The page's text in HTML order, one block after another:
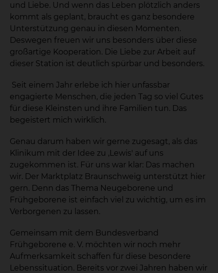
und Liebe. Und wenn das Leben plötzlich anders
kommt als geplant, braucht es ganz besondere
Unterstützung genau in diesen Momenten.
Deswegen freuen wir uns besonders über diese
großartige Kooperation. Die Liebe zur Arbeit auf
dieser Station ist deutlich spürbar und besonders.
Seit einem Jahr erlebe ich hier unfassbar
engagierte Menschen, die jeden Tag so viel Gutes
für diese Kleinsten und ihre Familien tun. Das
begeistert mich wirklich.
Genau darum haben wir gerne zugesagt, als das
Klinikum mit der Idee zu ‚Lewis' auf uns
zugekommen ist. Für uns war klar: Das machen
wir. Der Marktplatz Braunschweig unterstützt hier
gern. Denn das Thema Neugeborene und
Frühgeborene ist einfach viel zu wichtig, um es im
Verborgenen zu lassen.
Gemeinsam mit dem Bundesverband
Frühgeborene e. V. möchten wir noch mehr
Aufmerksamkeit schaffen für diese besondere
Lebenssituation. Bereits vor zwei Jahren haben wir